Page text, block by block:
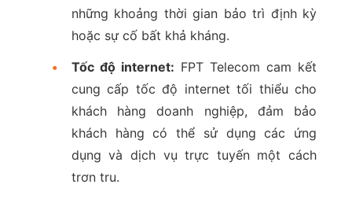
những khoảng thời gian bảo trì định kỳ
hoặc sự cố bất khả kháng.
•
Tốc độ internet: FPT Telecom cam kết
cung cấp tốc độ internet tối thiểu cho
khách hàng doanh nghiệp, đảm bảo
khách hàng có thể sử dụng các ứng
dụng và dịch vụ trực tuyến một cách
trơn tru.